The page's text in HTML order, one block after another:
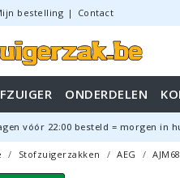
bestelling | Contact
ONDERDELEN
vóór 22:00 besteld = morgen in
Stofzuigerzakken AEG